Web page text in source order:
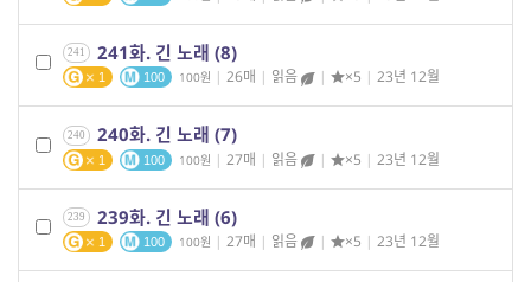
241 241화. 긴 노래 (8)
1 100 100 | 26매 | 읽음 | ×5 | 23년 12월
240 240화. 긴 노래 (7)
1 100 100 | 27매 | 읽음 | ×5 | 23년 12월
239 239화. 긴 노래 (6)
1 100 100 | 27매 | 읽음 | ×5 | 23년 12월